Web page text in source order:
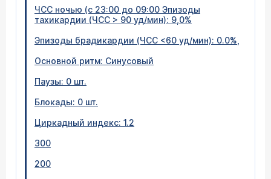
ЧСС ночью (с 23:00 до 09:00 Эпизоды
тахикардии (ЧСС > 90 уд/мин): 9,0%
Эпизоды брадикардии (ЧСС <60 уд/мин): 0.0%,
Основной ритм: Синусовый
Паузы: 0 шт.
Блокады: 0 шт.
Циркадный индекс: 1.2
300
200